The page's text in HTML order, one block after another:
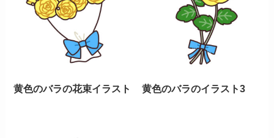
黄色のバラの花束イラスト 黄色のバラのイラスト3